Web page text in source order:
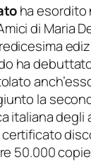
ha esordito
di Maria
ha
la
italiana degli
50.000